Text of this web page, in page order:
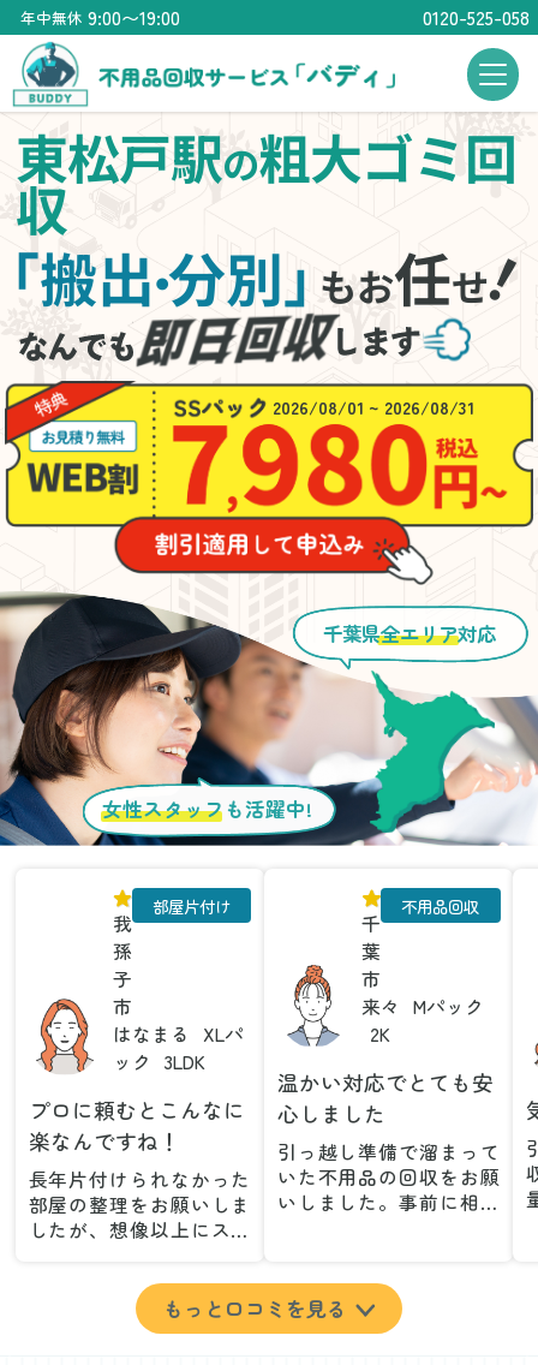
年中無休 9:00〜19:00 0120-525-058
東松戸駅の粗大ゴミ回
収
搬出・分別」もお任せ
2026/08/01 ~ 2026/08/31
女性スタッフ も活躍中!
千葉県全エリア対応
我
孫
子
市
はなまる
XLパ
ック
3LDK
部屋片付け
プロに頼むとこんなに
楽なんですね！
長年片付けられなかった
部屋の整理をお願いしま
したが、想像以上にスム
が集めた物や古い家具が
多く、自分たちだけでは
どうにもならない状態で
千
葉
市
来々
Mパック
2K
不用品回収
温かい対応でとても安
心しました
引っ越し準備で溜まって
いた不用品の回収をお願
いしました。事前に相談
とができました。特に、
古い家具や壊れた家電な
ど、処分が難しいものが
もっと口コミを見る